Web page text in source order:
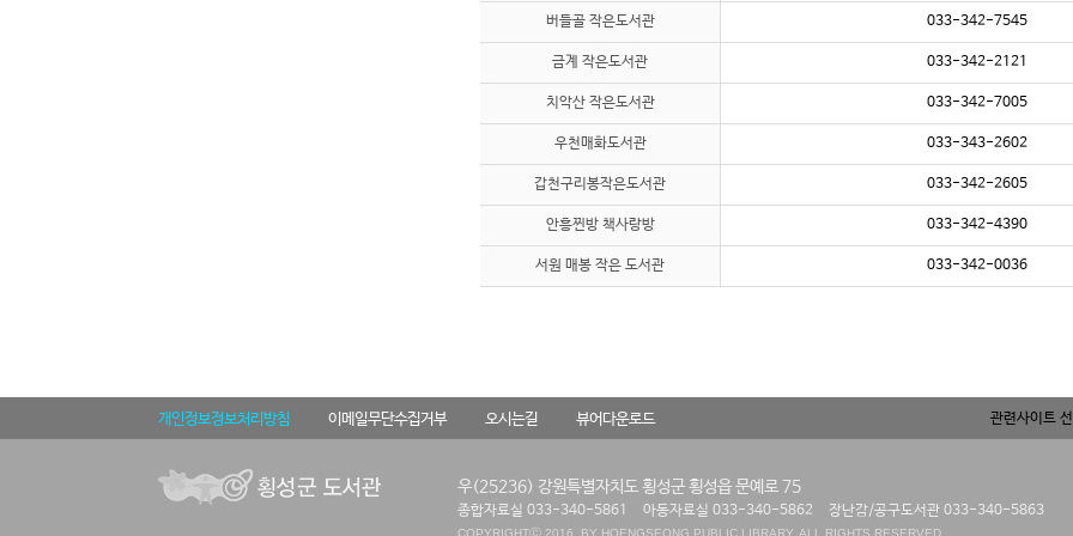
버들골 작은도서관 033-342-7545
금계 작은도서관 033-342-2121
치악산 작은도서관 033-342-7005
우천매화도서관 033-343-2602
갑천구리봉작은도서관 033-342-2605
안흥찐방 책사랑방 033-342-4390
서원 매봉 작은 도서관 033-342-0036
개인정보정보처리방침 이메일무단수집거부 오시는길 뷰어다운로드 관련사이트
우(25236) 강원특별자치도 횡성군 횡성읍 문예로 75
종합자료실 033-340-5861 아동자료실 033-340-5862 장난감/공구도서관 033-340-5863
COPYRIGHTⒸ 2016. BY HOENGSEONG PUBLIC LIBRARY. ALL RIGHTS RESERVED.